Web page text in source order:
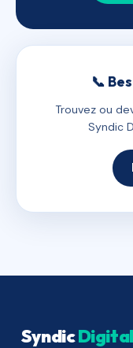
📞
Trouvez ou
Syndic
SyndicDigital